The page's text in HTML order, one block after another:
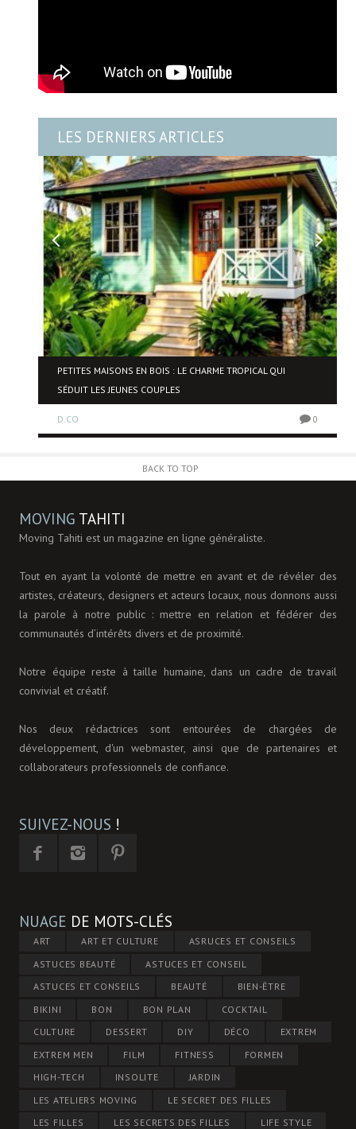
LES DERNIERS ARTICLES
PETITES MAISONS EN BOIS : LE CHARME TROPICAL QUI
SÉDUIT LES JEUNES COUPLES
D.CO 0
BACK TO TOP
MOVING TAHITI
Moving Tahiti est un magazine en ligne généraliste.
Tout en ayant la volonté de mettre en avant et de révéler des
artistes, créateurs, designers et acteurs locaux, nous donnons aussi
la parole à notre public : mettre en relation et fédérer des
communautés d’intérêts divers et de proximité.
Notre équipe reste à taille humaine, dans un cadre de travail
convivial et créatif.
Nos deux rédactrices sont entourées de chargées de
développement, d'un webmaster, ainsi que de partenaires et
collaborateurs professionnels de confiance.
SUIVEZ-NOUS !
NUAGE DE MOTS-CLÉS
ART ART ET CULTURE
ASRUCES ET CONSEILS
ASTUCES BEAUTÉ
ASTUCES ET CONSEIL
ASTUCES ET CONSEILS
BEAUTÉ
BIEN-ÊTRE
BIKINI
BON BON PLAN
COCKTAIL
CULTURE
DESSERT DIY DÉCO
EXTREM
EXTREM MEN
FILM FITNESS
FORMEN
HIGH-TECH
INSOLITE
JARDIN
LES ATELIERS MOVING
LE SECRET DES FILLES
LES FILLES
LES SECRETS DES FILLES LIFE STYLE